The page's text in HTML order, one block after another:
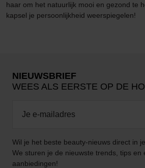
haar om het natuurlijk mooi en gezond te
kapsel je persoonlijkheid weerspiegelen!
NIEUWSBRIEF
WEES ALS EERSTE OP DE
Wil je het beste beauty-nieuws direct in
We sturen je de nieuwste trends, tips en
aanbiedingen!